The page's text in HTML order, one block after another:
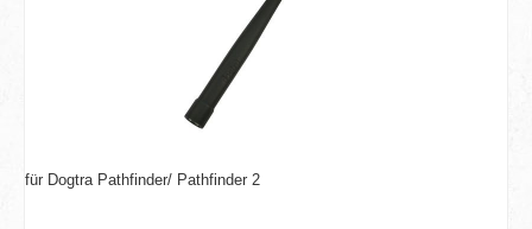
für Dogtra Pathfinder/ Pathfinder 2